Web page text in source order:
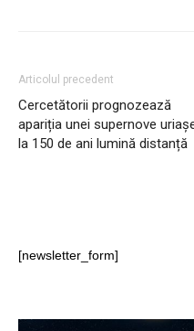
Articolul precedent
Cercetătorii prognozează
apariția unei supernove
la 150 de ani lumină distanță
[newsletter_form]